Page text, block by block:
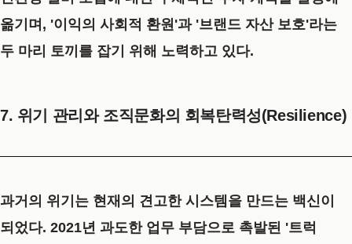
옮기며, '이익의 사회적 환원'과 '브랜드 자산 보호'라는
두 마리 토끼를 잡기 위해 노력하고 있다.
7. 위기 관리와 조직문화의 회복탄력성(Resilience)
과거의 위기는 현재의 견고한 시스템을 만드는 백신이
되었다. 2021년 과도한 업무 부담으로 촉발된 '트럭